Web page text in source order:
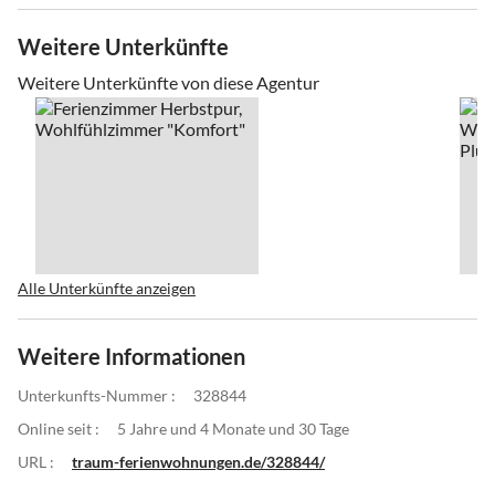
Weitere Unterkünfte
Weitere Unterkünfte von diese Agentur
Alle Unterkünfte anzeigen
Weitere Informationen
Unterkunfts-Nummer :
328844
Online seit :
5 Jahre und 4 Monate und 30 Tage
URL :
traum-ferienwohnungen.de/328844/